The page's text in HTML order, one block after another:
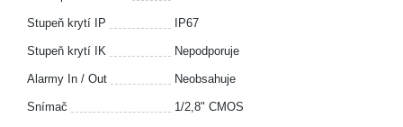
Stupeň krytí IP IP67
Stupeň krytí IK Nepodporuje
Alarmy In / Out Neobsahuje
Snímač 1/2,8" CMOS